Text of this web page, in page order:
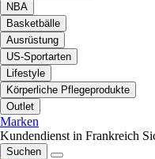
NBA
Basketbälle
Ausrüstung
US-Sportarten
Lifestyle
Körperliche Pflegeprodukte
Outlet
Marken
Kundendienst in Frankreich
Suchen